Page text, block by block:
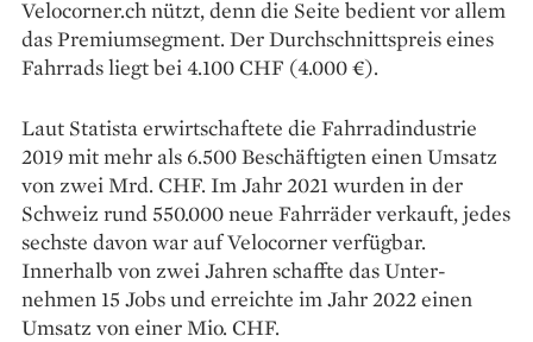
Velocorner.ch nützt, denn die Seite bedient vor allem
das Premiumsegment. Der Durchschnittspreis eines
Fahrrads liegt bei 4.100 CHF (4.000 €).
Laut Statista erwirtschaftete die Fahrradindustrie
2019 mit mehr als 6.500 Beschäftigten einen Umsatz
von zwei Mrd. CHF. Im Jahr 2021 wurden in der
Schweiz rund 550.000 neue Fahrräder verkauft, jedes
sechste davon war auf Velocorner verfügbar.
Innerhalb von zwei Jahren schaffte das Unter­
nehmen 15 Jobs und erreichte im Jahr 2022 einen
Umsatz von einer Mio. CHF.